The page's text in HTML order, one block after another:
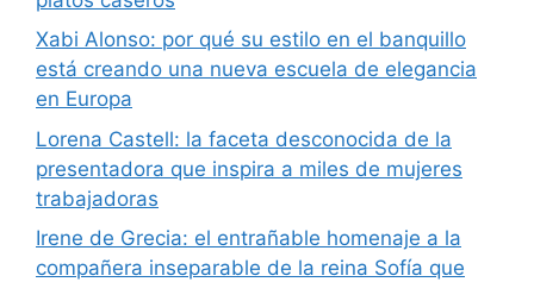
Xabi Alonso: por qué su estilo en el banquillo
está creando una nueva escuela de elegancia
en Europa
Lorena Castell: la faceta desconocida de la
presentadora que inspira a miles de mujeres
trabajadoras
Irene de Grecia: el entrañable homenaje a la
compañera inseparable de la reina Sofía que